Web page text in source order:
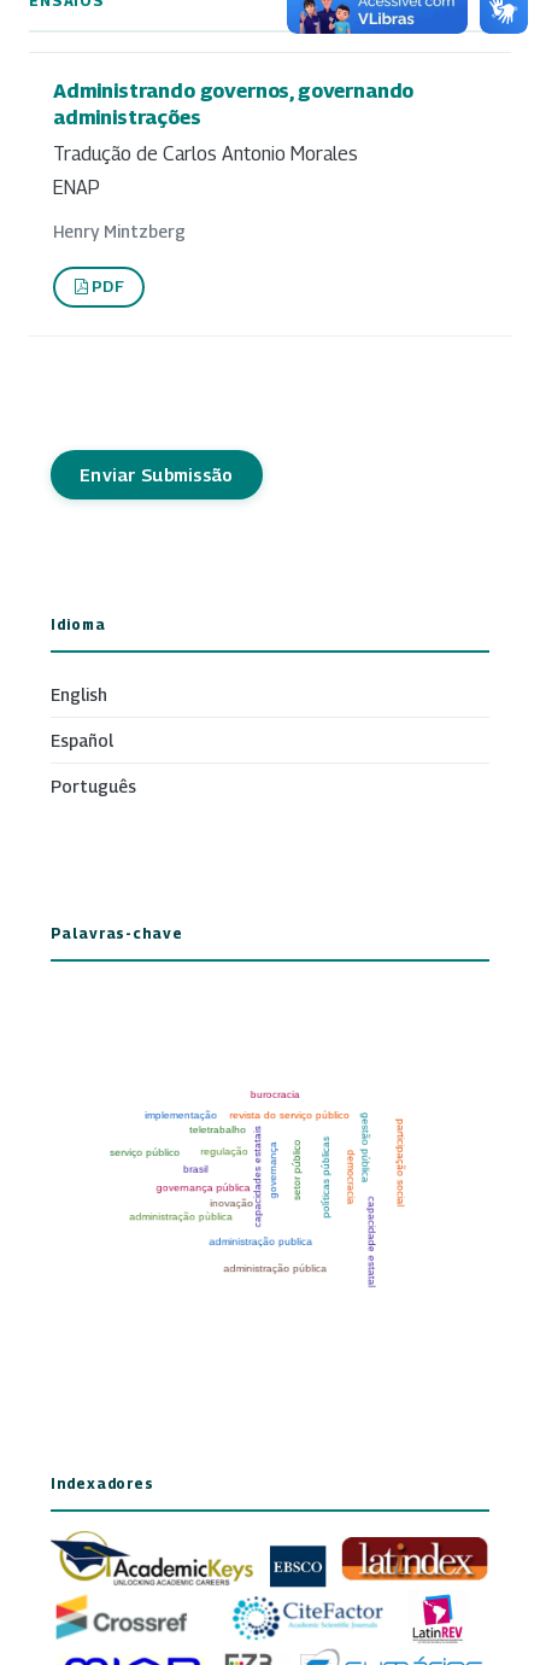
Administrando governos, governando
administrações
Tradução de Carlos Antonio Morales
ENAP
Henry Mintzberg
PDF
Enviar Submissão
Idioma
English
Español
Português
Palavras-chave
Indexadores